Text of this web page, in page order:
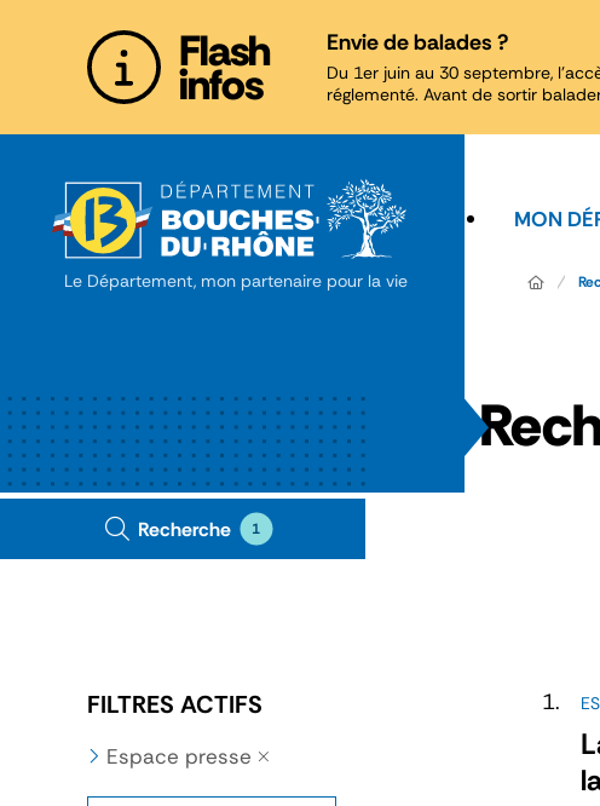
Flash
infos
Envie de balades ?
Du 1er juin au 30 septembre,
réglementé. Avant de sortir
Le Département, mon partenaire pour la vie
MON
Recherche 1
FILTRES ACTIFS
Espace presse